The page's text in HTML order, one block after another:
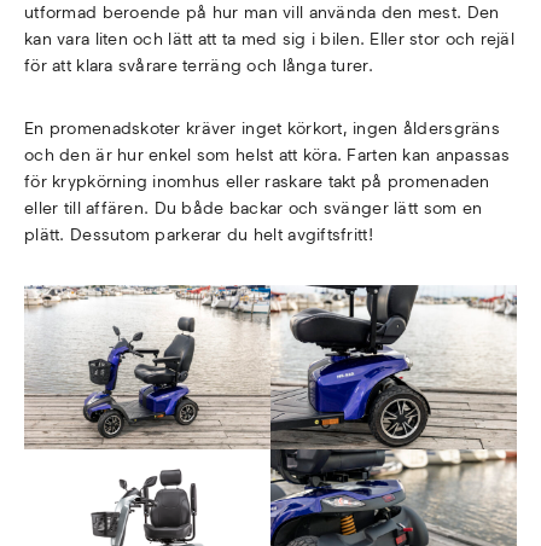
utformad beroende på hur man vill använda den mest. Den
kan vara liten och lätt att ta med sig i bilen. Eller stor och rejäl
för att klara svårare terräng och långa turer.
En promenadskoter kräver inget körkort, ingen åldersgräns
och den är hur enkel som helst att köra. Farten kan anpassas
för krypkörning inomhus eller raskare takt på promenaden
eller till affären. Du både backar och svänger lätt som en
plätt. Dessutom parkerar du helt avgiftsfritt!